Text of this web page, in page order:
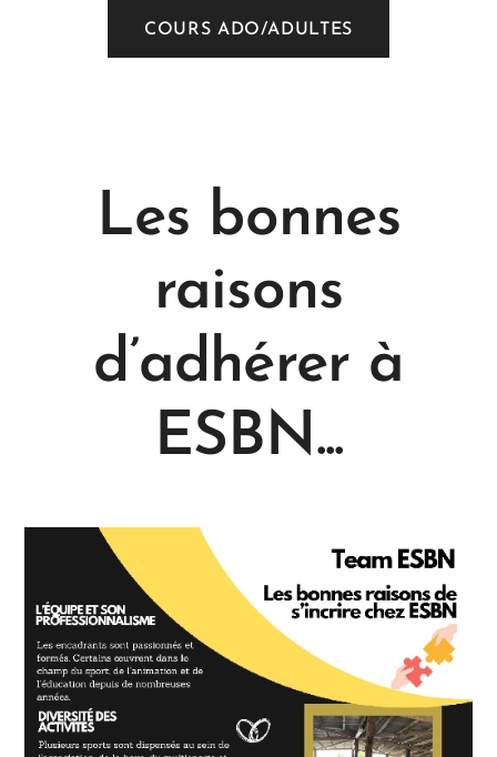
COURS ADO/ADULTES
Les bonnes
raisons
d’adhérer à
ESBN...